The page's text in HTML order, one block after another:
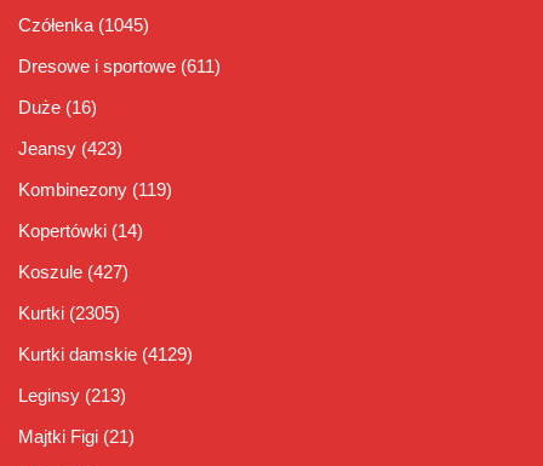
Czółenka (1045)
Dresowe i sportowe (611)
Duże (16)
Jeansy (423)
Kombinezony (119)
Kopertówki (14)
Koszule (427)
Kurtki (2305)
Kurtki damskie (4129)
Leginsy (213)
Majtki Figi (21)